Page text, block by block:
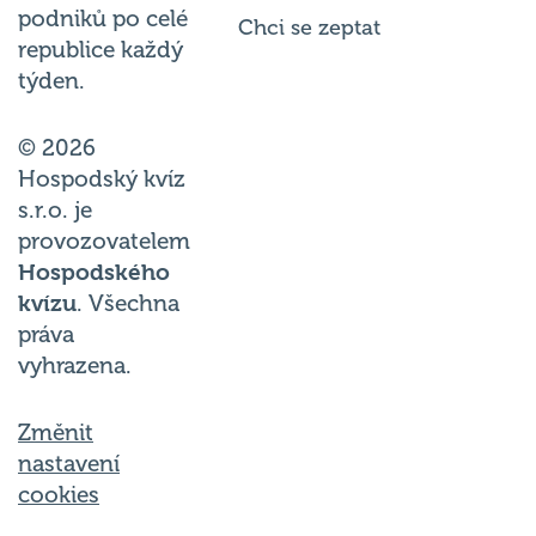
podniků po celé
republice každý
týden.
© 2026
Hospodský kvíz
s.r.o. je
provozovatelem
Hospodského
kvízu. Všechna
práva
vyhrazena.
Změnit
nastavení
cookies
Chci se zeptat